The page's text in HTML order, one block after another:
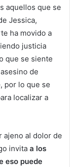
aquellos que se
Jessica,
ha movido a
justicia
que se siente
de
, por lo que se
localizar a
ajeno al dolor de
invita a los
eso puede